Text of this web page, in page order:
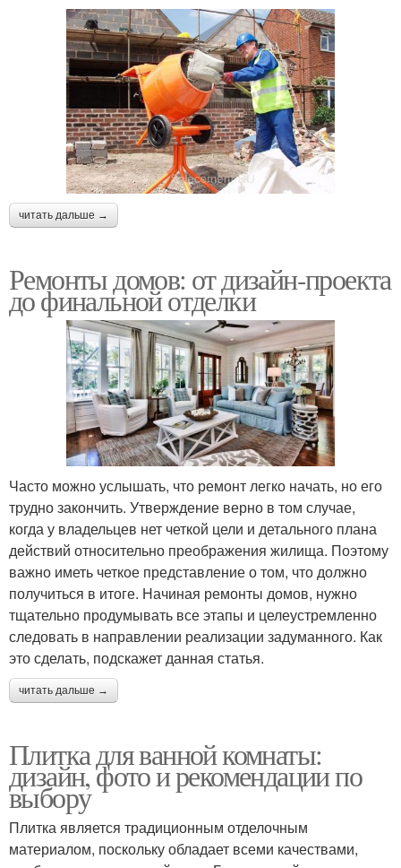
читать дальше →
Ремонты домов: от дизайн-проекта
до финальной отделки
Часто можно услышать, что ремонт легко начать, но его
трудно закончить. Утверждение верно в том случае,
когда у владельцев нет четкой цели и детального плана
действий относительно преображения жилища. Поэтому
важно иметь четкое представление о том, что должно
получиться в итоге. Начиная ремонты домов, нужно
тщательно продумывать все этапы и целеустремленно
следовать в направлении реализации задуманного. Как
это сделать, подскажет данная статья.
читать дальше →
Плитка для ванной комнаты:
дизайн, фото и рекомендации по
выбору
Плитка является традиционным отделочным
материалом, поскольку обладает всеми качествами,